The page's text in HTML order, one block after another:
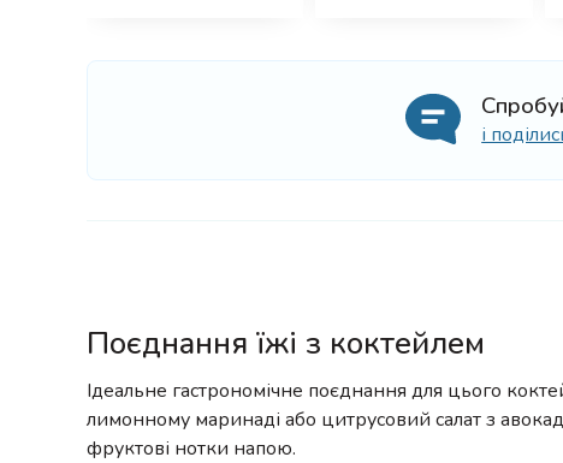
і
Поєднання їжі з коктейлем
Ідеальне гастрономічне поєднання для цього
лимонному маринаді або цитрусовий салат з
фруктові нотки напою.